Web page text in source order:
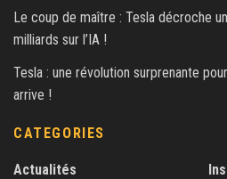
Le coup de maître : Tesla décroche
milliards sur l’IA !
Tesla : une révolution surprenante
arrive !
CATEGORIES
Actualités